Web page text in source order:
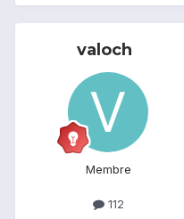
valoch
Membre
112